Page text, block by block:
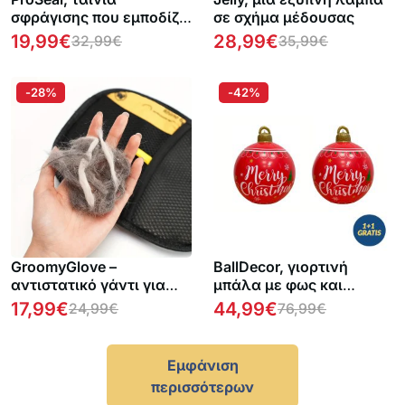
σφράγισης που εμποδίζει
τον άνεμο, τη σκόνη, τον
θόρυβο και τα έντομα να
19,99€32,99€
σε σχήμα μέδουσας
28,99€35,99€
GroomyGlove –
αντιστατικό γάντι για
την αφαίρεση τρίχας
κατοικίδιων
17,99€24,99€
-28%
BallDecor, γιορτινή
μπάλα με φως και
τηλεχειριστήριο 1 + 1
ΔΩΡΕΑΝ
44,99€76,99€
-42%
Εμφάνιση
περισσότερων